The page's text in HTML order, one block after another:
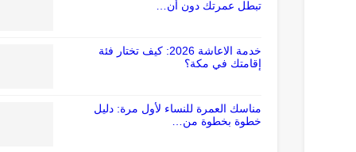
تبطل عمرتك دون أن…
خدمة الاعاشة 2026: كيف تختار فئة
إقامتك في مكة؟
مناسك العمرة للنساء لأول مرة: دليل
خطوة بخطوة من…